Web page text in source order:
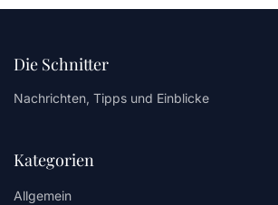
Die Schnitter
Nachrichten, Tipps und Einblicke
Kategorien
Allgemein